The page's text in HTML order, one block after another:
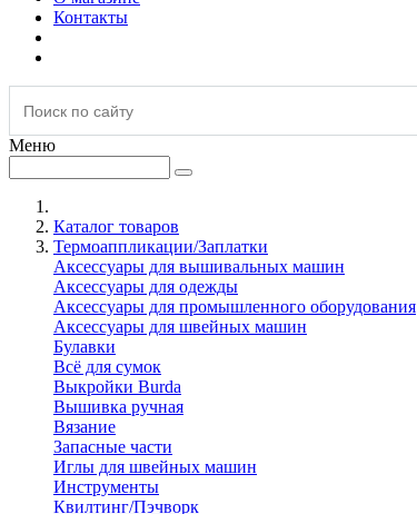
Контакты
Меню
Каталог товаров
Термоаппликации/Заплатки
Аксессуары для вышивальных машин
Аксессуары для одежды
Аксессуары для промышленного оборудования
Аксессуары для швейных машин
Булавки
Всё для сумок
Выкройки Burda
Вышивка ручная
Вязание
Запасные части
Иглы для швейных машин
Инструменты
Квилтинг/Пэчворк